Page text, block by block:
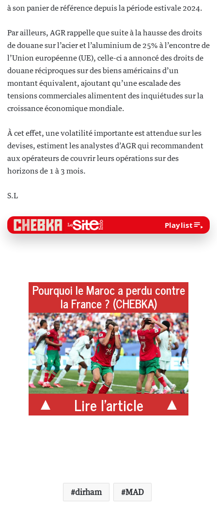
à son panier de référence depuis la période estivale 2024.
Par ailleurs, AGR rappelle que suite à la hausse des droits
de douane sur l’acier et l’aluminium de 25% à l’encontre de
l’Union européenne (UE), celle-ci a annoncé des droits de
douane réciproques sur des biens américains d’un
montant équivalent, ajoutant qu’une escalade des
tensions commerciales alimentent des inquiétudes sur la
croissance économique mondiale.
À cet effet, une volatilité importante est attendue sur les
devises, estiment les analystes d’AGR qui recommandent
aux opérateurs de couvrir leurs opérations sur des
horizons de 1 à 3 mois.
S.L
Playlist
Pourquoi le Maroc a perdu contre
la France ? (CHEBKA)
Lire l'article
dirham MAD